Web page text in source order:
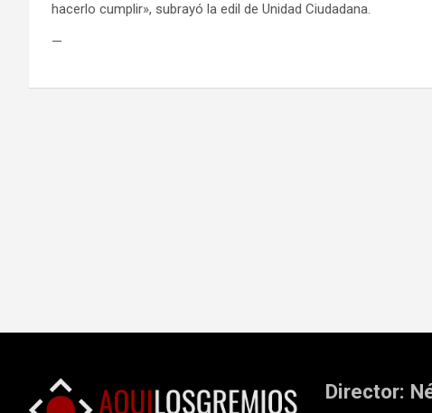
hacerlo cumplir», subrayó la edil de Unidad Ciudadana.
—
Director: